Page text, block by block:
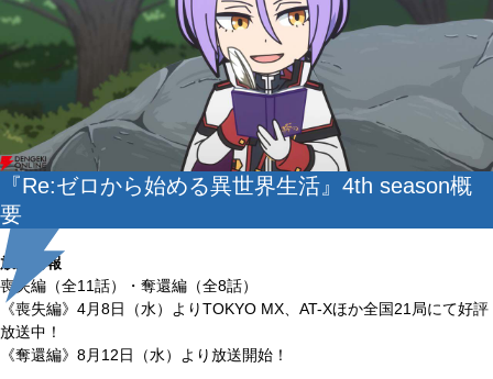
『Re:ゼロから始める異世界生活』4th season概
要
放送情報
喪失編（全11話）・奪還編（全8話）
《喪失編》4月8日（水）よりTOKYO MX、AT-Xほか全国21局にて好評
放送中！
《奪還編》8月12日（水）より放送開始！